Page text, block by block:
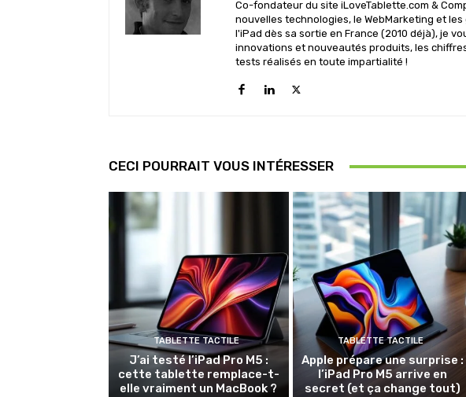
Co-fondateur du site iLoveTablette.com &
nouvelles technologies, le WebMarketing et
l'iPad dès sa sortie en France (2010 déjà), je
innovations et nouveautés produits, les
tests réalisés en toute impartialité !
CECI POURRAIT VOUS INTÉRESSER
TABLETTE TACTILE
J’ai testé l’iPad Pro M5 :
cette tablette remplace-t-
elle vraiment un MacBook ?
TABLETTE TACTILE
Apple prépare une surprise :
l’iPad Pro M5 arrive en
secret (et ça change tout)